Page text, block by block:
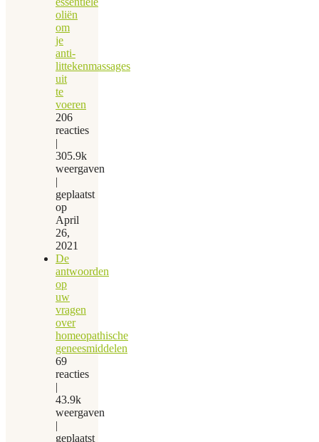
oliën
om
je
anti-
littekenmassages
uit
te
voeren
206
reacties
|
305.9k
weergaven
|
geplaatst
op
April
26,
2021
De
antwoorden
op
uw
vragen
over
homeopathische
geneesmiddelen
69
reacties
|
43.9k
weergaven
|
geplaatst